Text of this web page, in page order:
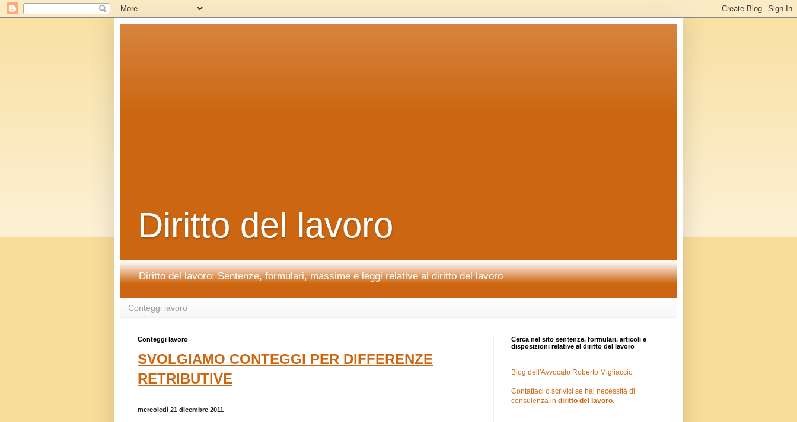
Diritto del lavoro
Diritto del lavoro: Sentenze, formulari, massime e leggi relative al diritto del lavoro
Conteggi lavoro
Conteggi lavoro
SVOLGIAMO CONTEGGI PER DIFFERENZE
RETRIBUTIVE
mercoledì 21 dicembre 2011
Cerca nel sito sentenze, formulari, articoli e
disposizioni relative al diritto del lavoro
Blog dell'Avvocato Roberto Migliaccio
Contattaci o scrivici se hai necessità di
consulenza in diritto del lavoro.